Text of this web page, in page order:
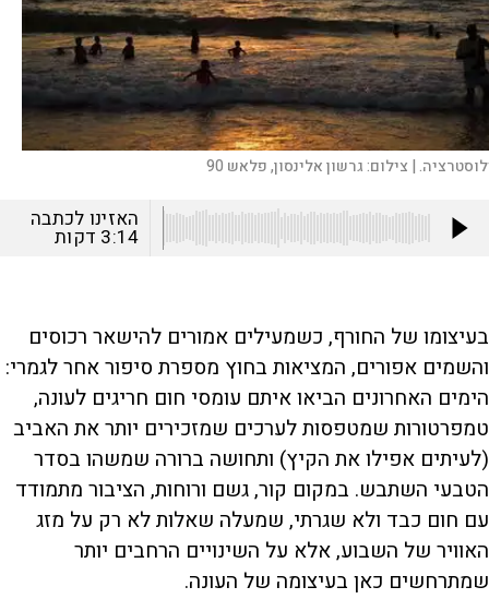
| צילום:גרשון אלינסון, פלאש 90
האזינו לכתבה
3:14 דקות
בעיצומו של החורף, כשמעילים אמורים להישאר רכוסים
והשמים אפורים, המציאות בחוץ מספרת סיפור אחר לגמרי:
הימים האחרונים הביאו איתם עומסי חום חריגים לעונה,
טמפרטורות שמטפסות לערכים שמזכירים יותר את האביב
(לעיתים אפילו את הקיץ) ותחושה ברורה שמשהו בסדר
הטבעי השתבש. במקום קור, גשם ורוחות, הציבור מתמודד
עם חום כבד ולא שגרתי, שמעלה שאלות לא רק על מזג
האוויר של השבוע, אלא על השינויים הרחבים יותר
שמתרחשים כאן בעיצומה של העונה.